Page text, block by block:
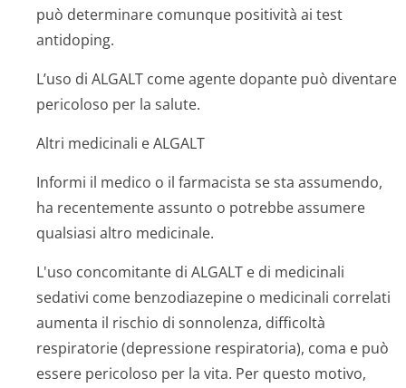
può determinare comunque positività ai test
antidoping.
L’uso di ALGALT come agente dopante può diventare
pericoloso per la salute.
Altri medicinali e ALGALT
Informi il medico o il farmacista se sta assumendo,
ha recentemente assunto o potrebbe assumere
qualsiasi altro medicinale.
L'uso concomitante di ALGALT e di medicinali
sedativi come benzodiazepine o medicinali correlati
aumenta il rischio di sonnolenza, difficoltà
respiratorie (depressione respiratoria), coma e può
essere pericoloso per la vita. Per questo motivo,